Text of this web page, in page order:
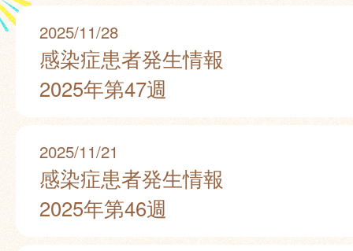
2025/11/28
感染症患者発生情報
2025年第47週
2025/11/21
感染症患者発生情報
2025年第46週